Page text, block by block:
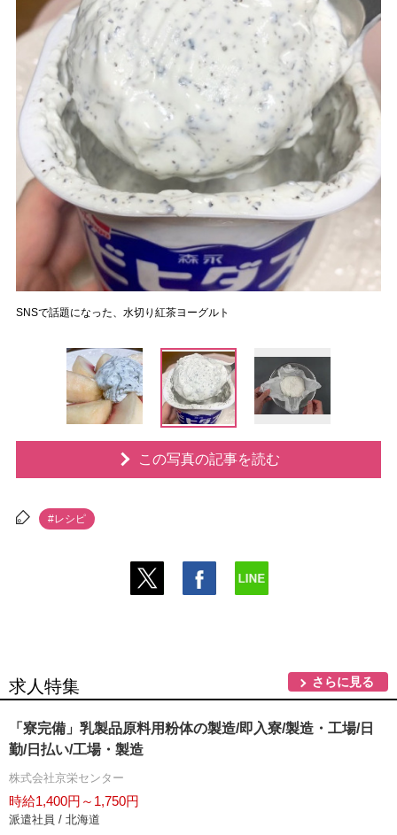
SNSで話題になった、水切り紅茶ヨーグルト
この写真の記事を読む
#レシピ
求人特集 さらに見る
「寮完備」乳製品原料用粉体の製造/即入寮/製造・工場/日
勤/日払い/工場・製造
株式会社京栄センター
時給1,400円～1,750円
派遣社員 / 北海道